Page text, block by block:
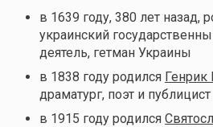
в 1639 году, 380 лет назад,
украинский
деятель, гетман Украины
в 1838 году родился Генрик
драматург, поэт и публицист
в 1915 году родился